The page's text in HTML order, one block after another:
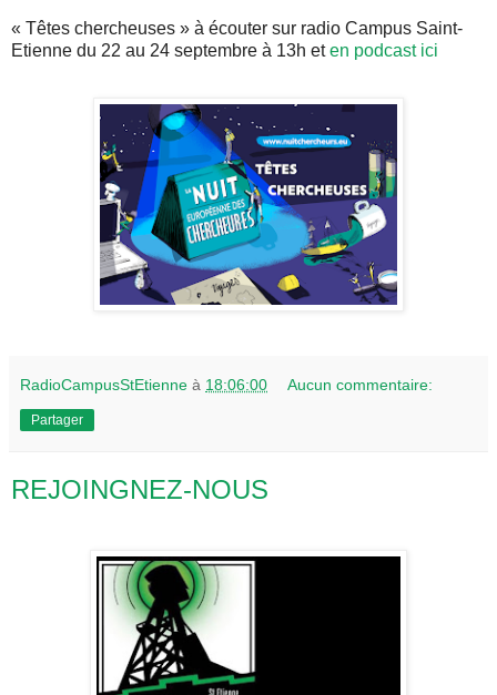
« Têtes chercheuses » à écouter sur radio Campus Saint-
Etienne du 22 au 24 septembre à 13h eten podcast ici
RadioCampusStEtienne à 18:06:00 Aucun commentaire:
Partager
REJOINGNEZ-NOUS